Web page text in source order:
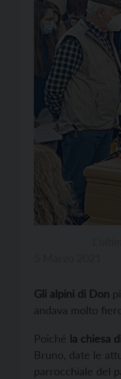
Gli alpini di Don
andava molto
Poiché la chiesa
Bruno, date le
parrocchiale del